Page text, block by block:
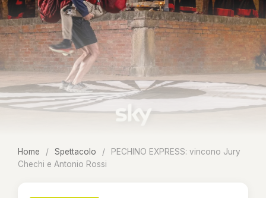
Home / Spettacolo /
PECHINO EXPRESS: vincono Jury
Chechi e Antonio Rossi